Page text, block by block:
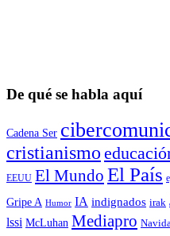
De qué se habla aquí
Cadena Ser
cristianismo
EEUU El Mundo El País
Gripe A Humor IA indignados irak
lssi McLuhan Mediapro